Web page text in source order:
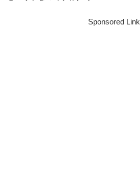
Sponsored Link